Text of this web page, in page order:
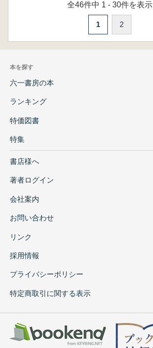
全46件中 1 - 30件を表示
1 2
本を探す
六一書房の本
ランキング
特価図書
特集
書店様へ
著者ログイン
会社案内
お問い合わせ
リンク
採用情報
プライバシーポリシー
特定商取引に関する表示